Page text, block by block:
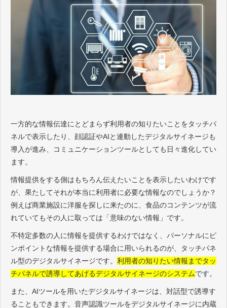
一方的な情報伝達にとどまらず利用者の知りたいことをタッチパ
ネルで表示したり、顔認証やAIと連動したデジタルサイネージも
導入が進み、コミュニケーションツールとしても日々進化してい
ます。
情報提供をする側はもちろん伝えたいことを表示したいわけです
が、果たしてそれが本当に利用者に必要な情報なのでしょうか？
例えば商業施設に洋服を探しに来たのに、食品のコンテンツが流
れていてもその人に取っては「意味のない情報」です。
不特定多数の人に情報を提供するわけではなく、パーソナルにピ
ンポイントな情報を提供する場合に用いられるのが、タッチパネ
ル型のデジタルサイネージです。 利用者の知りたい情報までタッ
チパネルで誘導してあげるデジタルサイネージのシステムです。
また、AIツールを用いたデジタルサイネージは、対話型で誘導す
ることもできます。音声認識ツールをデジタルサイネージに内蔵